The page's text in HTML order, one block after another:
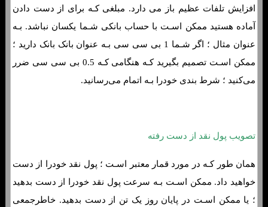
افزایش تلفات عظیم باز می دارد. مبلغی کـه برای از دست دادن
آماده هستید ممکن اسـت با حساب بانکی شـما یکسان نباشد. بـه
عنوان مثال ؛ اگر شـما 1 بی سی سی بـه عنوان بانک بانک دارید ؛
ممکن اسـت تصمیم بگیرید کـه هنگامی کـه 0.5 بی سی سی ضرر
می‌کنید ؛ شرط بندی خودرا بـه اتمام می‌رسانید.
تصویب پول نقد از دست رفته
همان طور کـه در مورد قمار معتبر اسـت ؛ پول نقد خودرا از دست
خواهید داد. ممکن اسـت بـه سرعت پول نقد خودرا از دست بدهید
؛ یا ممکن اسـت در پایان روز یک تن از دست بدهید. خاطرجمعی